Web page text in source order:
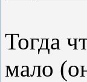
Тогда
мало